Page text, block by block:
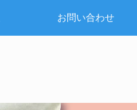
お問い合わせ